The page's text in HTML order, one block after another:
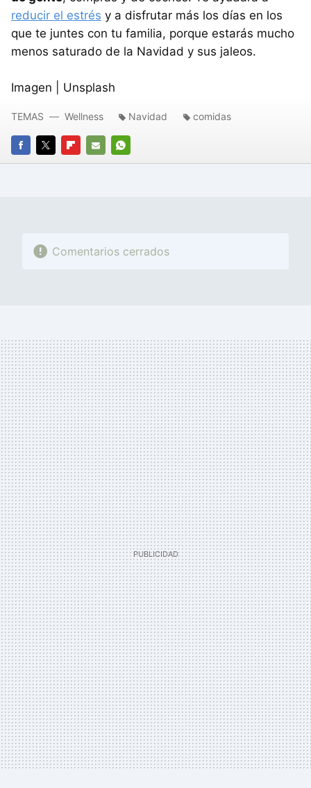
reducir el estrés y a disfrutar más los días en los
que te juntes con tu familia, porque estarás mucho
menos saturado de la Navidad y sus jaleos.
Imagen | Unsplash
FACEBOOK
TWITTERFLIPBOARD
E-
WHATSAPP
TEMAS Wellness Navidad comidas
Comentarios cerrados